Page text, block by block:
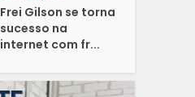
Frei Gilson se torna
sucesso na
internet com fr...